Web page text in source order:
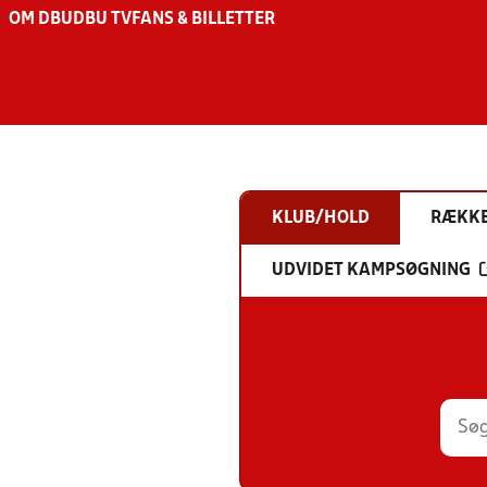
OM DBU DBU TV FANS & BILLETTER
KLUB/HOLD
UDVIDET KAMPSØGNING